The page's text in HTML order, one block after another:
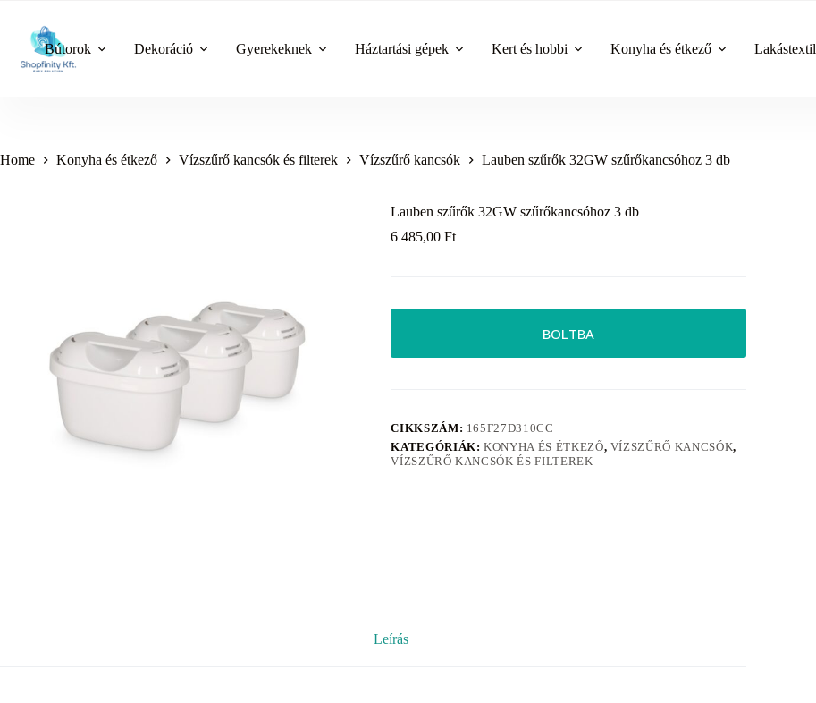
content
Bútorok Dekoráció Gyerekeknek Háztartási gépek Kert és hobbi Konyha és étkező Lakástextil
Home Konyha és étkező Vízszűrő kancsók és filterek Vízszűrő kancsók Lauben szűrők 32GW szűrőkancsóhoz 3 db
Lauben szűrők 32GW szűrőkancsóhoz 3 db
6 485,00Ft
BOLTBA
CIKKSZÁM: 165F27D310CC
KATEGÓRIÁK:KONYHA ÉS ÉTKEZŐ, VÍZSZŰRŐ KANCSÓK,
VÍZSZŰRŐ KANCSÓK ÉS FILTEREK
Leírás